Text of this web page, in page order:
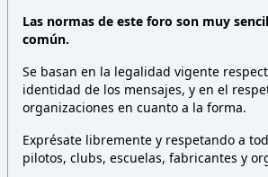
Las normas de este foro son muy
común.
Se basan en la legalidad vigente
identidad de los mensajes, y en el
organizaciones en cuanto a la forma.
Exprésate libremente y respetando a
pilotos, clubs, escuelas, fabricantes y